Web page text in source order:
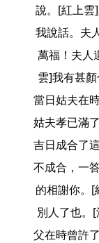
說。[紅上雲
我說話。夫
萬福！夫人
雲]我有甚
當日姑夫在
姑夫孝已滿
吉日成合了
不成合，一
的相謝你。[
別人了也。
父在時曾許